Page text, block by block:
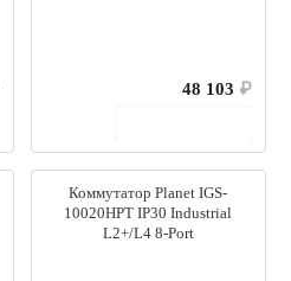
48 103 ₽
Коммутатор Planet IGS-
10020HPT IP30 Industrial
L2+/L4 8-Port